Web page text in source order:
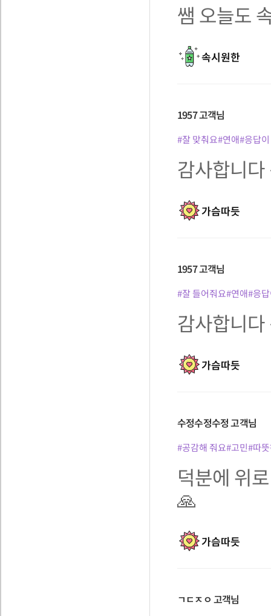
쌤 오늘도
속시원한
1957고객님
#잘 맞춰요#연애#응답
감사합니
가슴따듯
1957고객님
#잘 들어줘요#연애#응
감사합니
가슴따듯
수정수정수정고객님
#공감해 줘요#고민#따
덕분에 위
🙏
가슴따듯
ㄱㄷㅈㅇ 고객님